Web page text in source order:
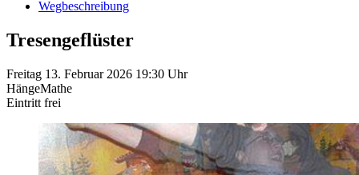
Wegbeschreibung
Tresengeflüster
Freitag 13. Februar 2026 19:30 Uhr
HängeMathe
Eintritt frei